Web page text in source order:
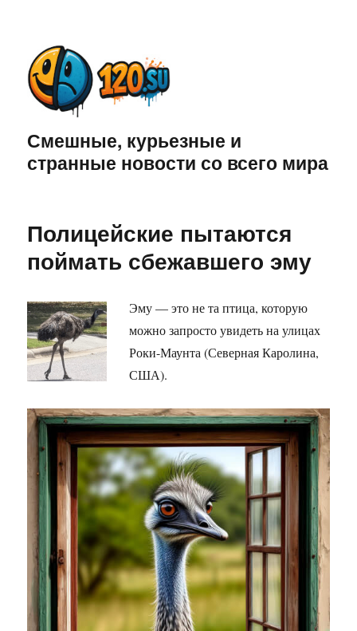
Смешные, курьезные и
странные новости со всего мира
Полицейские пытаются
поймать сбежавшего эму
Эму — это не та птица, которую
можно запросто увидеть на улицах
Роки-Маунта (Северная Каролина,
США).